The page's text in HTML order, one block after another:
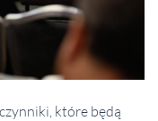
które będą